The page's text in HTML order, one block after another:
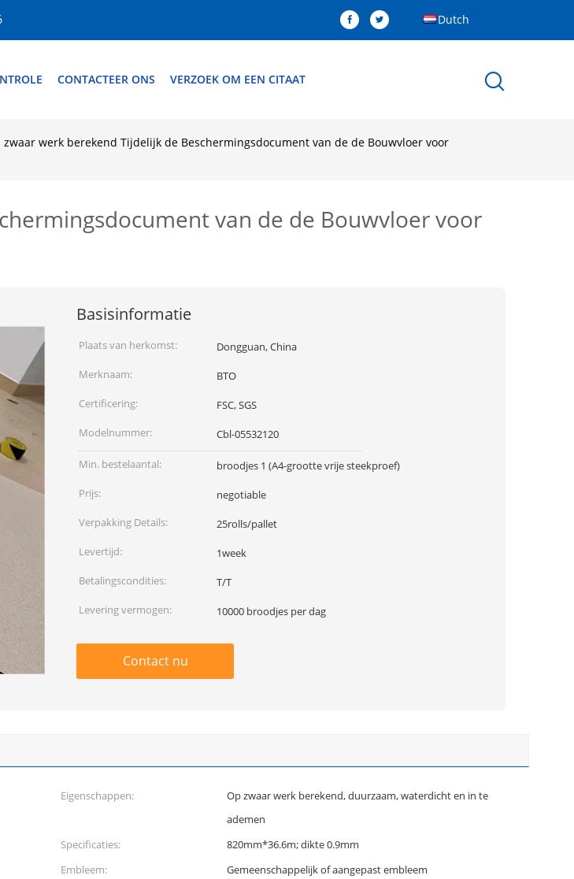
Dutch
CONTACTEER ONS VERZOEK OM EEN CITAAT
zwaar werk berekend Tijdelijk de Beschermingsdocument van de de Bouwvloer voor
van de de Bouwvloer voor
Basisinformatie
Plaats van herkomst:
Dongguan, China
Merknaam:
BTO
Certificering:
FSC, SGS
Modelnummer:
Cbl-05532120
Min. bestelaantal:
broodjes 1 (A4-grootte vrije steekproef)
Prijs:
negotiable
Verpakking Details:
25rolls/pallet
Levertijd:
1week
Betalingscondities:
T/T
Levering vermogen:
10000 broodjes per dag
Contact nu
Eigenschappen:
Op zwaar werk berekend, duurzaam, waterdicht en in te
ademen
Specificaties:
820mm*36.6m; dikte 0.9mm
Embleem:
Gemeenschappelijk of aangepast embleem